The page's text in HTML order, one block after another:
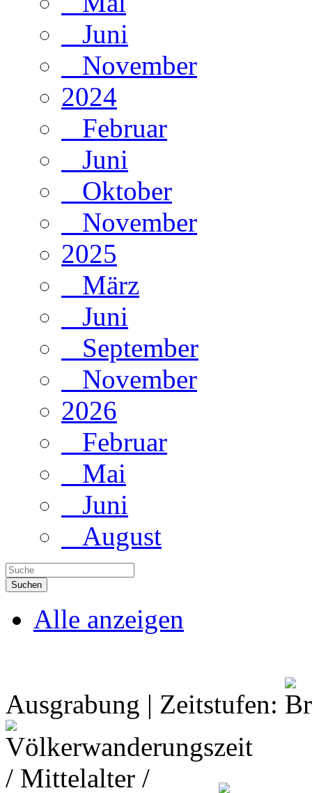
Juni
November
2024
Februar
Juni
Oktober
November
2025
März
Juni
September
November
2026
Februar
Mai
Juni
August
Suchen
Alle anzeigen
Ausgrabung | Zeitstufen: